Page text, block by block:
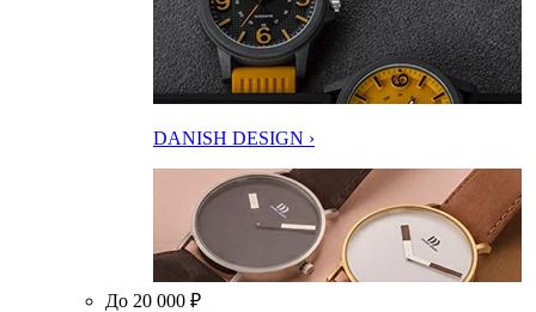
DANISH DESIGN ›
До 20 000 ₽